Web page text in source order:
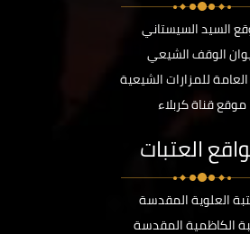
السيد السيستاني
الوقف الشيعي
العامة للمزارات الشيعية
موقع قناة كربلاء
العتبات
العلوية المقدسة
الكاظمية المقدسة